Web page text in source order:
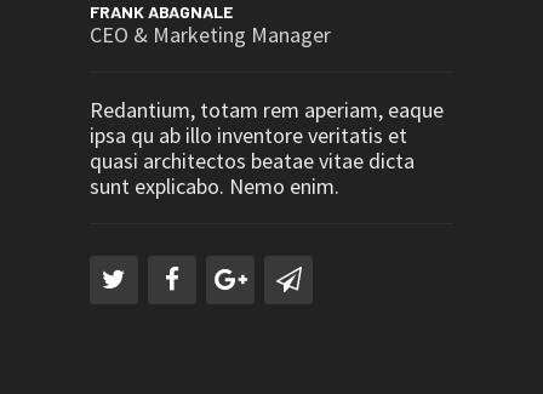
FRANK ABAGNALE
CEO & Marketing Manager
Redantium, totam rem aperiam, eaque
ipsa qu ab illo inventore veritatis et
quasi architectos beatae vitae dicta
sunt explicabo. Nemo enim.